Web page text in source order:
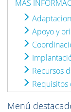
MÁS
Apoyo y
Recursos
Menú